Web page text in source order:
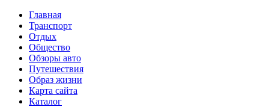
Главная
Транспорт
Отдых
Общество
Обзоры авто
Путешествия
Образ жизни
Карта сайта
Каталог